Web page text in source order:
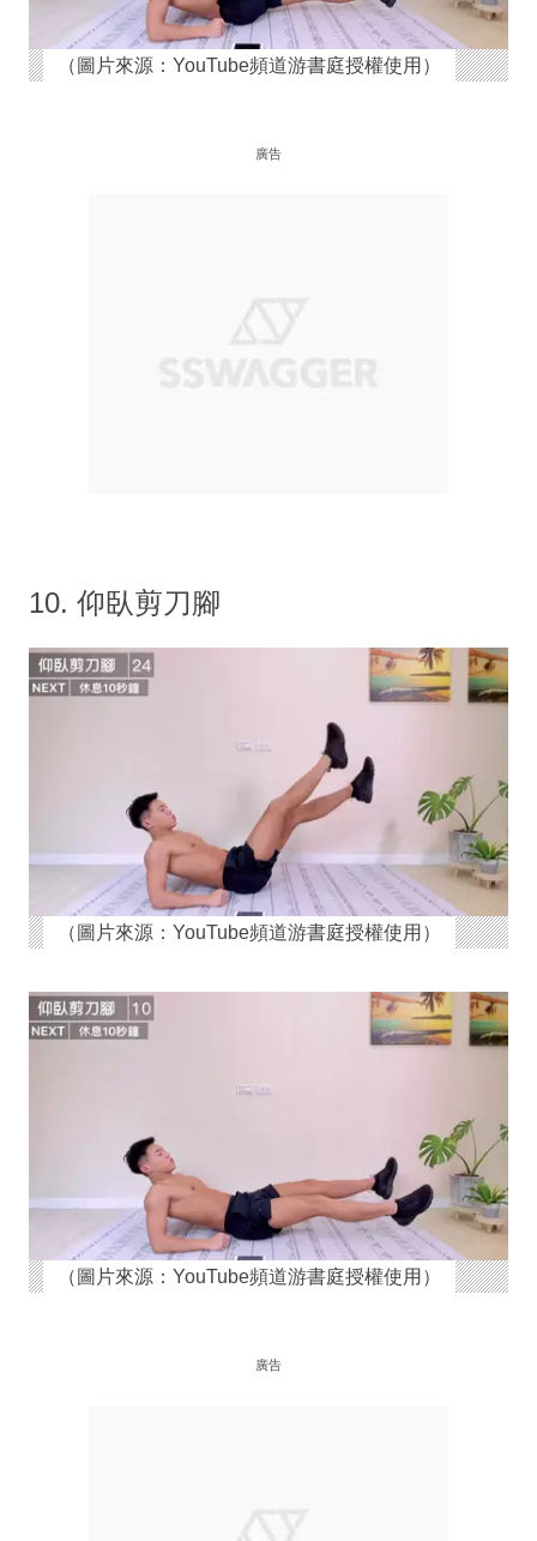
（圖片來源：YouTube頻道游書庭授權使用）
廣告
10. 仰臥剪刀腳
（圖片來源：YouTube頻道游書庭授權使用）
（圖片來源：YouTube頻道游書庭授權使用）
廣告